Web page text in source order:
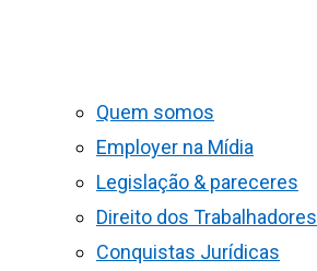
Quem somos
Employer na Mídia
Legislação & pareceres
Direito dos Trabalhadores
Conquistas Jurídicas